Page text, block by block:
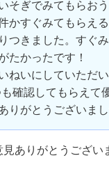
そぎでみてもらお
かすぐみてもらえ
つきました。すぐ
たかったです！
ねいにしていただ
も確認してもらえて
りがとうございまし
見ありがとうござい